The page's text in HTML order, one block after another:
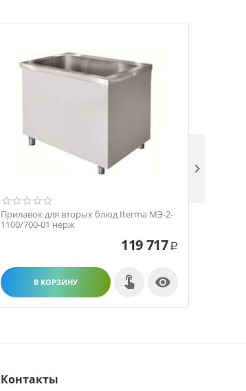
Прилавок для вторых блюд Iterma МЭ-2-
1100/700-01 нерж
119 717 Р
В КОРЗИНУ 

Контакты